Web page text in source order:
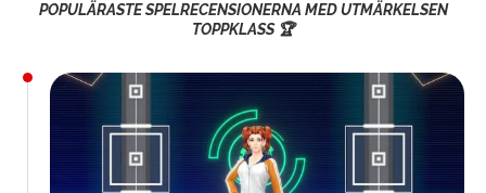
POPULÄRASTE SPELRECENSIONERNA MED UTMÄRKELSEN
TOPPKLASS 🏆